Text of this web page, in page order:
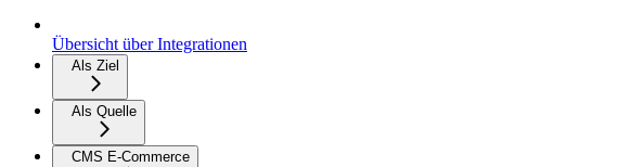
Übersicht über Integrationen
Als Ziel
Als Quelle
CMS E-Commerce